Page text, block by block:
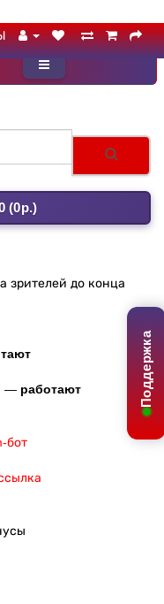
Поддержка
(0р.)
зрителей до конца
— работают
бот